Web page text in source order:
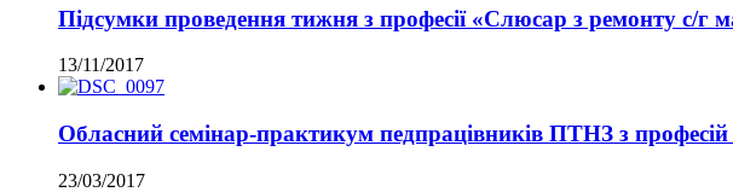
Підсумки проведення тижня з професії «Слюсар з ремонту с/г
13/11/2017
Обласний семінар-практикум педпрацівників ПТНЗ з професій
23/03/2017